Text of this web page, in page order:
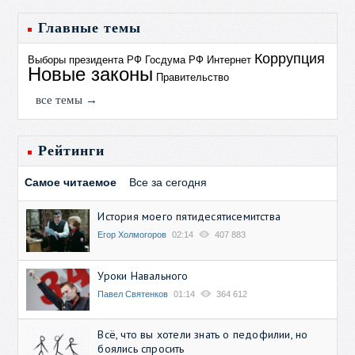
Главные темы
Выборы президента РФ Госдума РФ Интернет Коррупция
Новые законы Правительство
все темы →
Рейтинги
Самое читаемое Все за сегодня
История моего пятидесятисемитства
Егор Холмогоров 02:14 407 883
Уроки Навального
Павел Святенков 01:14 364 612
Всё, что вы хотели знать о педофилии, но
боялись спросить